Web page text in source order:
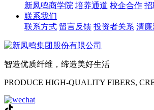
新凤鸣商学院 培养通道 校企合作 招
联系我们
联系方式 留言反馈 投资者关系 清
智造优质纤维，缔造美好生活
PRODUCE HIGH-QUALITY FIBERS,